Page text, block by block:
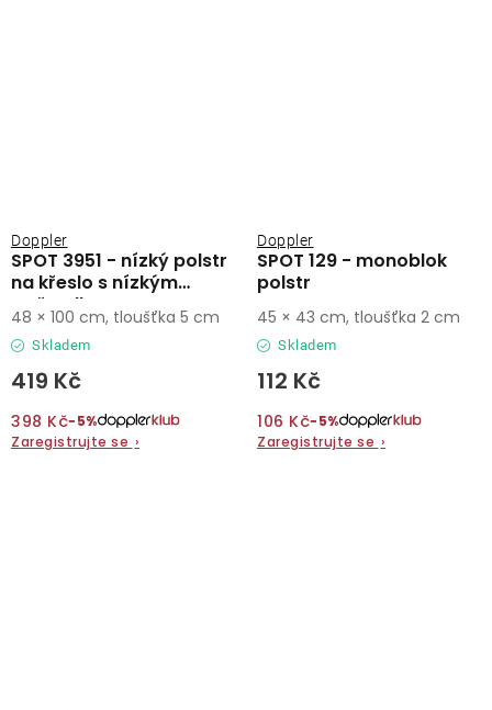
SPOT 3951 - nízký polstr
na křeslo s nízkým
opěradlem
Doppler
Skladem
419 Kč
398 Kč−5%
Zaregistrujte se ›
48 × 100 cm, tloušťka 5 cm
SPOT 129 - monoblok
polstr
Doppler
Skladem
112 Kč
106 Kč−5%
Zaregistrujte se ›
45 × 43 cm, tloušťka 2 cm